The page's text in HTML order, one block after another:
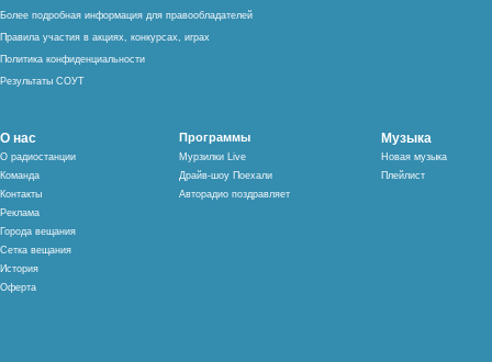
Более подробная информация для правообладателей
Правила участия в акциях, конкурсах, играх
Политика конфиденциальности
Результаты СОУТ
О нас
О радиостанции
Команда
Контакты
Реклама
Города вещания
Сетка вещания
История
Оферта
Программы
Мурзилки Live
Драйв-шоу Поехали
Авторадио поздравляет
Музыка
Новая музыка
Плейлист